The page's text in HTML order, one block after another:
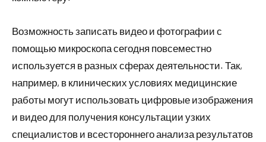
Возможность записать видео и фотографии с
помощью микроскопа сегодня повсеместно
используется в разных сферах деятельности. Так,
например, в клинических условиях медицинские
работы могут использовать цифровые изображения
и видео для получения консультации узких
специалистов и всестороннего анализа результатов